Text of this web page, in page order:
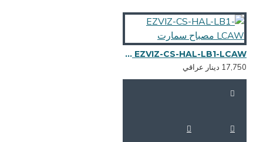
EZVIZ-CS-HAL-LB1-LCAW مصباح سمارت
دينار عراقي